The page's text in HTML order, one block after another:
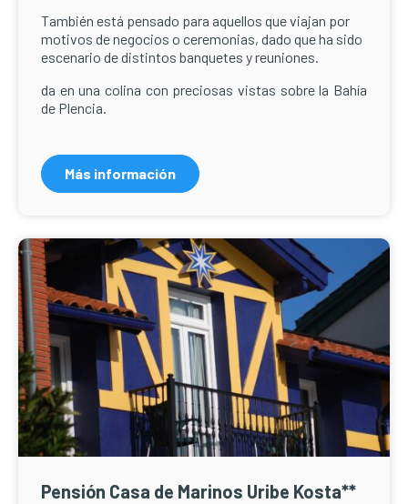
También está pensado para aquellos que viajan por
motivos de negocios o ceremonias, dado que ha sido
escenario de distintos banquetes y reuniones.
da en una colina con preciosas vistas sobre la Bahía
de Plencia.
Más información
Pensión Casa de Marinos Uribe Kosta**